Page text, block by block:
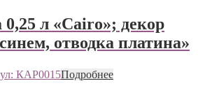
л «Cairo»; декор
отводка платина»
КАР0015Подробнее